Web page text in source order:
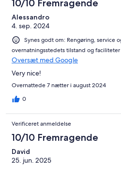
10/10 Fremragende
Alessandro
4. sep. 2024
Synes godt om: Rengøring, service
overnatningsstedets tilstand og faciliteter
Oversæt med Google
Very nice!
Overnattede 7 nætter i august 2024
0
Verificeret anmeldelse
10/10 Fremragende
David
25. jun. 2025